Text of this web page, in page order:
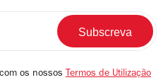
os nossos Termos de Utilização